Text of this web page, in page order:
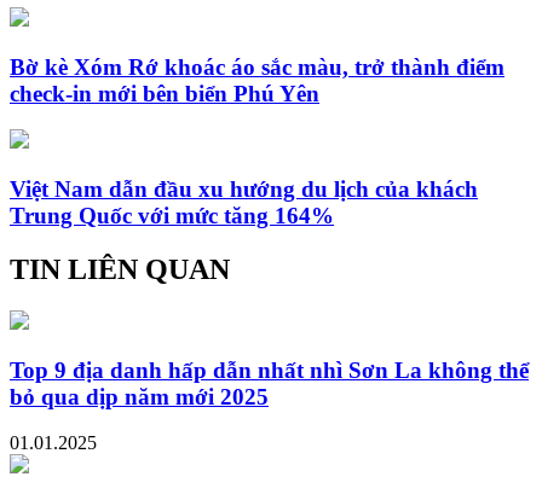
Bờ kè Xóm Rớ khoác áo sắc màu, trở thành điểm
check-in mới bên biển Phú Yên
Việt Nam dẫn đầu xu hướng du lịch của khách
Trung Quốc với mức tăng 164%
TIN LIÊN QUAN
Top 9 địa danh hấp dẫn nhất nhì Sơn La không thể
bỏ qua dịp năm mới 2025
01.01.2025